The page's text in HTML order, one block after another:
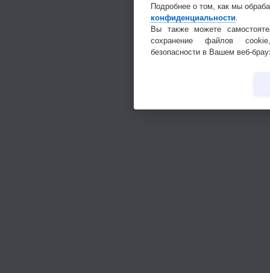
Подробнее о том, как мы
конфиденциальности
Вы также можете
сохранение файлов
безопасности в Вашем веб-